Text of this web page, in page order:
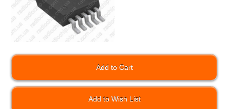
Add to Wish List